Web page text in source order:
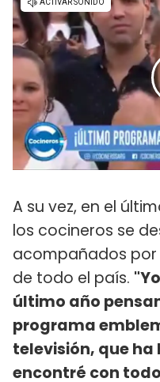
A su vez, en el
los cocineros se
acompañados por
de todo el país.
último año
programa
televisión, que ha
encontré con